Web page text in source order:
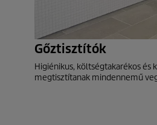
Gőztisztítók
Higiénikus, költségtakarékos
megtisztítanak mindennemű